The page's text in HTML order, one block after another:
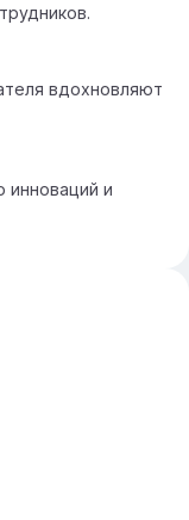
вдохновляют
инноваций и